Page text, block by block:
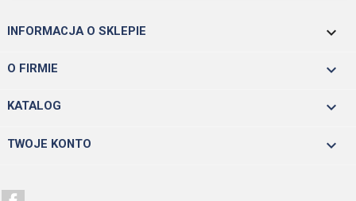
INFORMACJA O SKLEPIE keyboard_arrow_down
O FIRMIE 
KATALOG 
TWOJE KONTO 